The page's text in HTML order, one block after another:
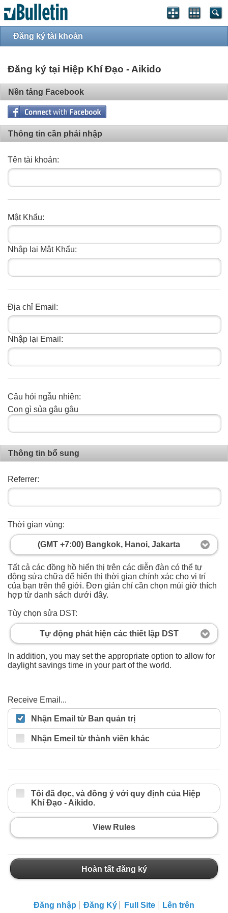
Đăng ký tài khoản
Đăng ký tại Hiệp Khí Đạo - Aikido
Nền tảng Facebook
Thông tin cần phải nhập
Tên tài khoản:
Mật Khẩu:
Nhập lại Mật Khẩu:
Địa chỉ Email:
Nhập lại Email:
Câu hỏi ngẫu nhiên:
Con gì sủa gâu gâu
Thông tin bổ sung
Referrer:
Thời gian vùng:
(GMT +7:00) Bangkok, Hanoi, Jakarta
Tất cả các đồng hồ hiển thị trên các diễn đàn có thể tự
động sửa chữa để hiển thị thời gian chính xác cho vị trí
của bạn trên thế giới. Đơn giản chỉ cần chọn múi giờ thích
hợp từ danh sách dưới đây.
Tùy chọn sửa DST:
Tự động phát hiện các thiết lập DST
In addition, you may set the appropriate option to allow for
daylight savings time in your part of the world.
Receive Email...
Nhận Email từ Ban quản trị
Nhận Emeil từ thành viên khác
Tôi đã đọc, và đồng ý với quy định của Hiệp
Khí Đạo - Aikido.
View Rules
Hoàn tất đăng ký
Đăng nhập Đăng Ký Full Site Lên trên